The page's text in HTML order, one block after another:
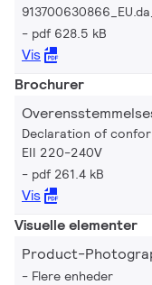
pdf 628.5 kB
Vis
Brochurer
Declaration of
EII 220-240V
pdf 261.4 kB
Vis
Visuelle elementer
Product-
Flere enheder